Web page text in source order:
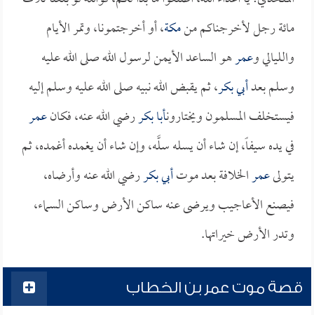
مائة رجل لأخرجناكم منمكة، أو أخرجتمونا، وتمر الأيام
والليالي وعمرهو الساعد الأيمن لرسول الله صلى الله عليه
وسلم بعدأبي بكر، ثم يقبض الله نبيه صلى الله عليه وسلم إليه
فيستخلف المسلمون ويختارونأبا بكررضي الله عنه، فكانعمر
في يده سيفاً، إن شاء أن يسله سلَّه، وإن شاء أن يغمده أغمده، ثم
يتولىعمرالخلافة بعد موتأبي بكررضي الله عنه وأرضاه،
فيصنع الأعاجيب ويرضى عنه ساكن الأرض وساكن السماء،
وتدر الأرض خيراتها.
قصة موت عمر بن الخطاب